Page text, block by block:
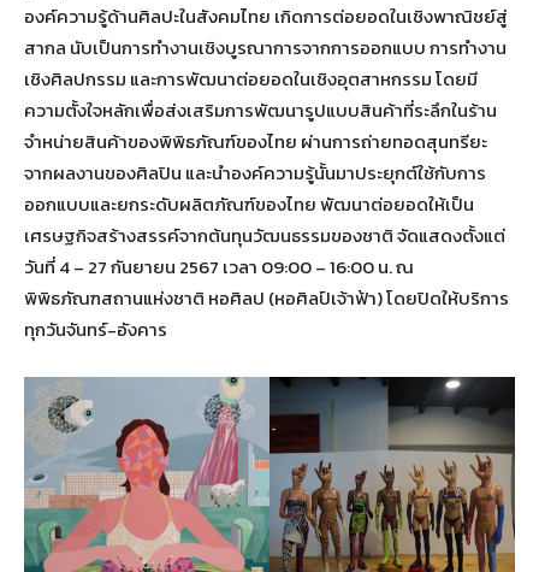
องค์ความรู้ด้านศิลปะในสังคมไทย เกิดการต่อยอดในเชิงพาณิชย์สู่
สากล นับเป็นการทำงานเชิงบูรณาการจากการออกแบบ การทำงาน
เชิงศิลปกรรม และการพัฒนาต่อยอดในเชิงอุตสาหกรรม โดยมี
ความตั้งใจหลักเพื่อส่งเสริมการพัฒนารูปแบบสินค้าที่ระลึกในร้าน
จำหน่ายสินค้าของพิพิธภัณฑ์ของไทย ผ่านการถ่ายทอดสุนทรียะ
จากผลงานของศิลปิน และนำองค์ความรู้นั้นมาประยุกต์ใช้กับการ
ออกแบบและยกระดับผลิตภัณฑ์ของไทย พัฒนาต่อยอดให้เป็น
เศรษฐกิจสร้างสรรค์จากต้นทุนวัฒนธรรมของชาติ จัดแสดงตั้งแต่
วันที่ 4 – 27 กันยายน 2567 เวลา 09:00 – 16:00 น. ณ
พิพิธภัณฑสถานแห่งชาติ หอศิลป (หอศิลป์เจ้าฟ้า) โดยปิดให้บริการ
ทุกวันจันทร์-อังคาร